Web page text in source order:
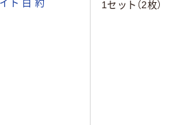
ト 白 約
1セット（2枚）